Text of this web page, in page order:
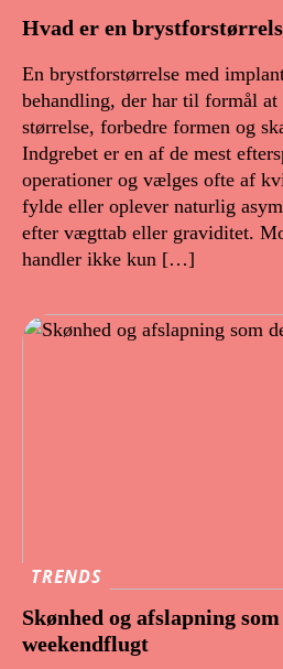
Hvad er en
En brystforstørrelse med
behandling, der har til formål at
størrelse, forbedre formen og
Indgrebet er en af de mest
operationer og vælges ofte af
fylde eller oplever naturlig
efter vægttab eller graviditet.
handler ikke kun […]
TRENDS
Skønhed og afslapning
weekendflugt